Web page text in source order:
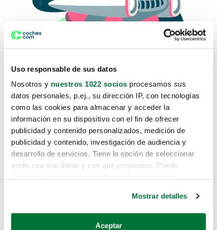
Uso responsable de sus datos
Nosotros y nuestros 1022 socios procesamos sus
datos personales, p.ej., su dirección IP, con tecnologías
como las cookies para almacenar y acceder la
información en su dispositivo con el fin de ofrecer
publicidad y contenido personalizados, medición de
publicidad y contenido, investigación de audiencia y
desarrollo de servicios. Tiene la opción de seleccionar
quién usa sus datos y con qué propósitos. Puede
Si lo permite, también quisiéramos:
Mostrar detalles
Aceptar
Lo sentimos, no sabemos como
te hemos traido hasta aquí.
Pero puedes encontrar el coche que estás
buscando en alguno de estos enlaces:
Coches de segunda mano